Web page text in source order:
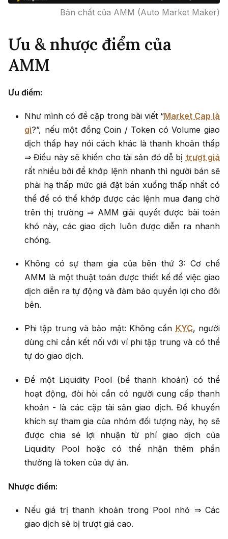
Bản chất của AMM (Auto Market Maker)
Ưu & nhược điểm của
AMM
Ưu điểm:
Như mình có đề cập trong bài viết “Market Cap là
gì?”, nếu một đồng Coin / Token có Volume giao
dịch thấp hay nói cách khác là thanh khoản thấp
⇒ Điều này sẽ khiến cho tài sản đó dễ bị trượt giá
rất nhiều bởi để khớp lệnh nhanh thì người bán sẽ
phải hạ thấp mức giá đặt bán xuống thấp nhất có
thể để có thể khớp được các lệnh mua đang chờ
trên thị trường ⇒ AMM giải quyết được bài toán
khó này, các giao dịch luôn được diễn ra nhanh
chóng.
Không có sự tham gia của bên thứ 3: Cơ chế
AMM là một thuật toán được thiết kế để việc giao
dịch diễn ra tự động và đảm bảo quyền lợi cho đôi
bên.
Phi tập trung và bảo mật: Không cần KYC, người
dùng chỉ cần kết nối với ví phi tập trung và có thể
tự do giao dịch.
Để một Liquidity Pool (bể thanh khoản) có thể
hoạt động, đòi hỏi cần có người cung cấp thanh
khoản - là các cặp tài sản giao dịch. Để khuyến
khích sự tham gia của nhóm đối tượng này, họ sẽ
được chia sẻ lợi nhuận từ phí giao dịch của
Liquidity Pool hoặc có thể nhận thêm phần
thưởng là token của dự án.
Nhược điểm:
Nếu giá trị thanh khoản trong Pool nhỏ ⇒ Các
giao dịch sẽ bị trượt giá cao.